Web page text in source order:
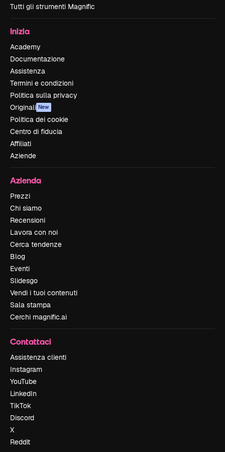
Tutti gli strumenti Magnific
Inizia
Academy
Documentazione
Assistenza
Termini e condizioni
Politica sulla privacy
Originali New
Politica dei cookie
Centro di fiducia
Affiliati
Aziende
Azienda
Prezzi
Chi siamo
Recensioni
Lavora con noi
Cerca tendenze
Blog
Eventi
Slidesgo
Vendi i tuoi contenuti
Sala stampa
Cerchi magnific.ai
Contattaci
Assistenza clienti
Instagram
YouTube
LinkedIn
TikTok
Discord
X
Reddit